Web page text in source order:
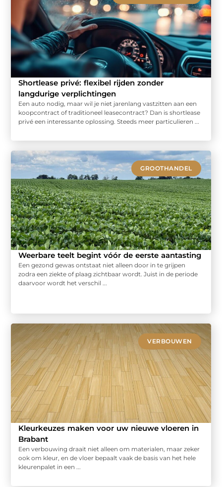
Shortlease privé: flexibel rijden zonder
langdurige verplichtingen
Een auto nodig, maar wil je niet jarenlang vastzitten aan een
koopcontract of traditioneel leasecontract? Dan is shortlease
privé een interessante oplossing. Steeds meer particulieren ...
GROOTHANDEL
Weerbare teelt begint vóór de eerste aantasting
Een gezond gewas ontstaat niet alleen door in te grijpen
zodra een ziekte of plaag zichtbaar wordt. Juist in de periode
daarvoor wordt het verschil ...
VERBOUWEN
Kleurkeuzes maken voor uw nieuwe vloeren in
Brabant
Een verbouwing draait niet alleen om materialen, maar zeker
ook om kleur, en de vloer bepaalt vaak de basis van het hele
kleurenpalet in een ...